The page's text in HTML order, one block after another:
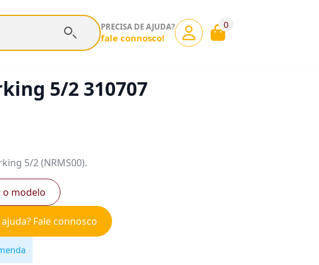
PRECISA DE AJUDA?
fale connosco!
0
5/2 310707
5/2 (NRMS00).
o modelo
Fale connosco